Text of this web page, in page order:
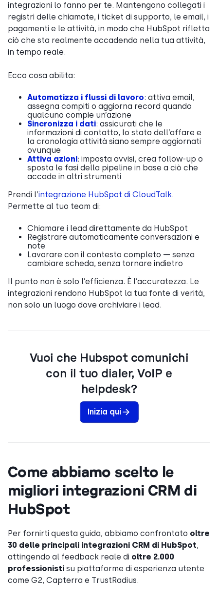
integrazioni lo fanno per te. Mantengono collegati i
registri delle chiamate, i ticket di supporto, le email, i
pagamenti e le attività, in modo che HubSpot rifletta
ciò che sta realmente accadendo nella tua attività,
in tempo reale.
Ecco cosa abilita:
Automatizza i flussi di lavoro: attiva email,
assegna compiti o aggiorna record quando
qualcuno compie un’azione
Sincronizza i dati: assicurati che le
informazioni di contatto, lo stato dell’affare e
la cronologia attività siano sempre aggiornati
ovunque
Attiva azioni: imposta avvisi, crea follow-up o
sposta le fasi della pipeline in base a ciò che
accade in altri strumenti
Prendi l’integrazione HubSpot di CloudTalk.
Permette al tuo team di:
Chiamare i lead direttamente da HubSpot
Registrare automaticamente conversazioni e
note
Lavorare con il contesto completo — senza
cambiare scheda, senza tornare indietro
Il punto non è solo l’efficienza. È l’accuratezza. Le
integrazioni rendono HubSpot la tua fonte di verità,
non solo un luogo dove archiviare i lead.
Vuoi che Hubspot comunichi
con il tuo dialer, VoIP e
helpdesk?
Inizia qui
Come abbiamo scelto le
migliori integrazioni CRM di
HubSpot
Per fornirti questa guida, abbiamo confrontato oltre
30 delle principali integrazioni CRM di HubSpot,
attingendo al feedback reale di oltre 2.000
professionisti su piattaforme di esperienza utente
come G2, Capterra e TrustRadius.